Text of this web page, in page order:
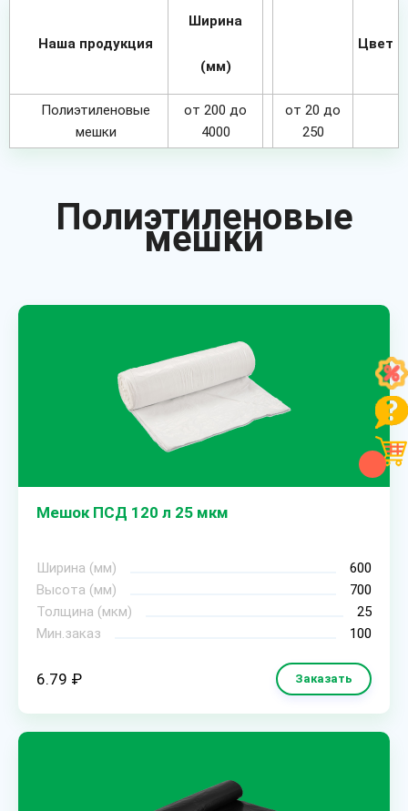
Наша продукция
Ширина
(мм)
Цвет
Полиэтиленовые
мешки
от 200 до
4000
от 20 до
250
Полиэтиленовые
мешки
Мешок ПСД 120 л 25 мкм
Ширина (мм)
600
Высота (мм)
700
Толщина (мкм)
25
Мин.заказ
100
6.79 ₽ Заказать